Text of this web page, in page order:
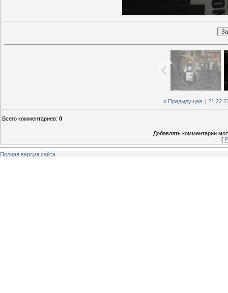
« Предыдущая 21 22
Всего комментариев: 0
Добавлять комментарии
[
Полная версия сайта